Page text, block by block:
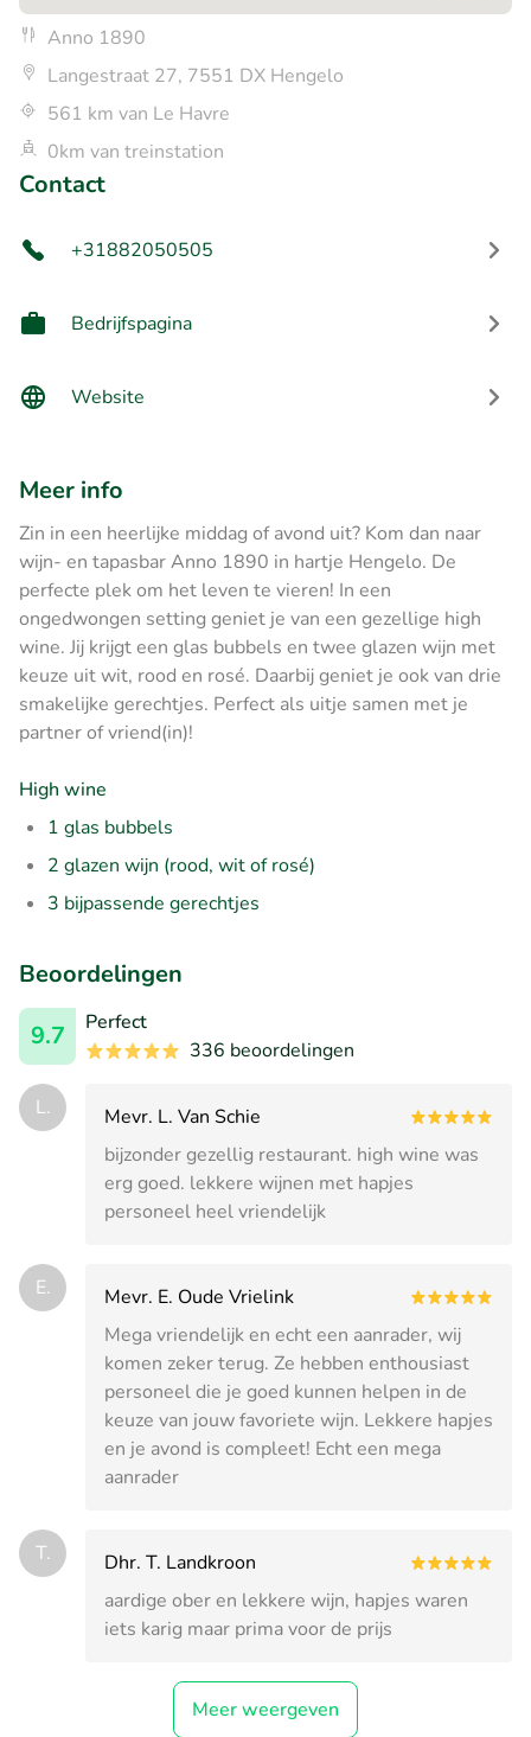
Anno 1890
Langestraat 27, 7551 DX Hengelo
561 km van Le Havre
0km van treinstation
Contact
+31882050505
Bedrijfspagina
Website
Meer info
Zin in een heerlijke middag of avond uit? Kom dan naar
wijn- en tapasbar Anno 1890 in hartje Hengelo. De
perfecte plek om het leven te vieren! In een
ongedwongen setting geniet je van een gezellige high
wine. Jij krijgt een glas bubbels en twee glazen wijn met
keuze uit wit, rood en rosé. Daarbij geniet je ook van drie
smakelijke gerechtjes. Perfect als uitje samen met je
partner of vriend(in)!
High wine
1 glas bubbels
2 glazen wijn (rood, wit of rosé)
3 bijpassende gerechtjes
Beoordelingen
9.7
Perfect
336 beoordelingen
L.
Mevr. L. Van Schie
bijzonder gezellig restaurant. high wine was
erg goed. lekkere wijnen met hapjes
personeel heel vriendelijk
E.
Mevr. E. Oude Vrielink
Mega vriendelijk en echt een aanrader, wij
komen zeker terug. Ze hebben enthousiast
personeel die je goed kunnen helpen in de
keuze van jouw favoriete wijn. Lekkere hapjes
en je avond is compleet! Echt een mega
aanrader
T.
Dhr. T. Landkroon
aardige ober en lekkere wijn, hapjes waren
iets karig maar prima voor de prijs
Meer weergeven